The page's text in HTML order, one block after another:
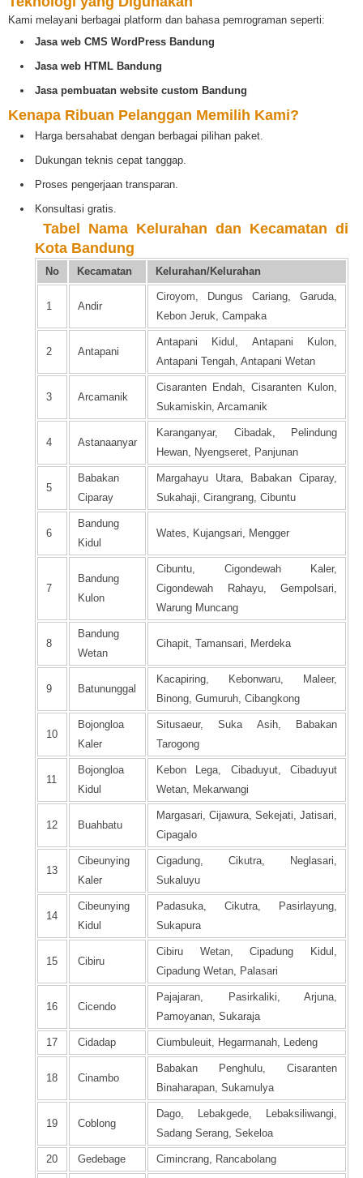
Kami melayani berbagai platform dan bahasa pemrograman seperti:
Jasa web CMS WordPress Bandung
Jasa web HTML Bandung
Jasa pembuatan website custom Bandung
Kenapa Ribuan Pelanggan Memilih Kami?
Harga bersahabat dengan berbagai pilihan paket.
Dukungan teknis cepat tanggap.
Proses pengerjaan transparan.
Konsultasi gratis.
Tabel Nama Kelurahan dan Kecamatan di
Kota Bandung
No Kecamatan Kelurahan/Kelurahan
1 Andir
Ciroyom, Dungus Cariang, Garuda,
Kebon Jeruk, Campaka
2 Antapani
Antapani Kidul, Antapani Kulon,
Antapani Tengah, Antapani Wetan
3 Arcamanik
Cisaranten Endah, Cisaranten Kulon,
Sukamiskin, Arcamanik
4 Astanaanyar
Karanganyar, Cibadak, Pelindung
Hewan, Nyengseret, Panjunan
5
Babakan
Ciparay
Margahayu Utara, Babakan Ciparay,
Sukahaji, Cirangrang, Cibuntu
6
Bandung
Kidul
Wates, Kujangsari, Mengger
7
Bandung
Kulon
Cibuntu, Cigondewah Kaler,
Cigondewah Rahayu, Gempolsari,
Warung Muncang
8
Bandung
Wetan
Cihapit, Tamansari, Merdeka
9 Batununggal
Kacapiring, Kebonwaru, Maleer,
Binong, Gumuruh, Cibangkong
10
Bojongloa
Kaler
Situsaeur, Suka Asih, Babakan
Tarogong
11
Bojongloa
Kidul
Kebon Lega, Cibaduyut, Cibaduyut
Wetan, Mekarwangi
12 Buahbatu
Margasari, Cijawura, Sekejati, Jatisari,
Cipagalo
13
Cibeunying
Kaler
Cigadung, Cikutra, Neglasari,
Sukaluyu
14
Cibeunying
Kidul
Padasuka, Cikutra, Pasirlayung,
Sukapura
15 Cibiru
Cibiru Wetan, Cipadung Kidul,
Cipadung Wetan, Palasari
16 Cicendo
Pajajaran, Pasirkaliki, Arjuna,
Pamoyanan, Sukaraja
17 Cidadap Ciumbuleuit, Hegarmanah, Ledeng
18 Cinambo
Babakan Penghulu, Cisaranten
Binaharapan, Sukamulya
19 Coblong
Dago, Lebakgede, Lebaksiliwangi,
Sadang Serang, Sekeloa
20 Gedebage Cimincrang, Rancabolang